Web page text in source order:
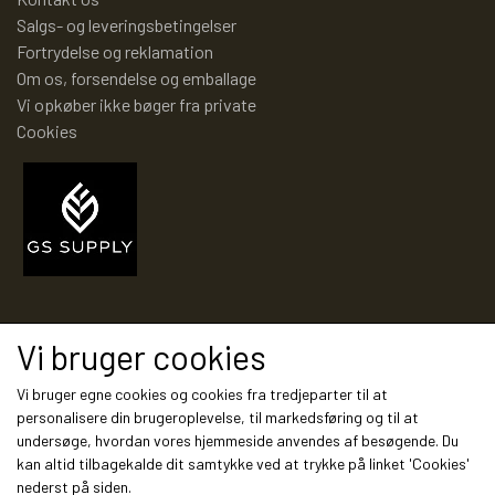
PIXI 100 - 199
PIXI 500 - 599
PIXI 600 - 699
ÆLLEBÆLLE BØGER
ÆLLEBÆLLEBØGER 100 - 199
ÆLLEBÆLLEBØGER I HARDBACK 277
-
Salgs- og leveringsbetingelser
Fortrydelse og reklamation
Om os, forsendelse og emballage
Vi opkøber ikke bøger fra private
Cookies
Modtag vores nyhedsbrev via e-mail
Tilmeld
Sociale medier
Vi bruger cookies
Vi bruger egne cookies og cookies fra tredjeparter til at
personalisere din brugeroplevelse, til markedsføring og til at
undersøge, hvordan vores hjemmeside anvendes af besøgende. Du
kan altid tilbagekalde dit samtykke ved at trykke på linket 'Cookies'
nederst på siden.